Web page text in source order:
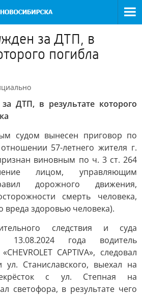
за ДТП, в
погибла
ДТП, в результате которого
судом вынесен приговор по
57-летнего жителя г.
виновным по ч. 3 ст. 264
лицом, управляющим
дорожного движения,
смерть человека,
вреда здоровью человека).
следствия и суда
13.08.2024 года водитель
CAPTIVA», следовал
Станиславского, выехал на
с ул. Степная на
светофора, в результате чего